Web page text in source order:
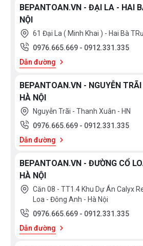
BEPANTOAN.VN - ĐẠI LA - HAI
NỘI
61 Đại La ( Minh Khai ) - Hai Bà
0976.665.669 - 0912.331.335
Dẫn đường
BEPANTOAN.VN - NGUYỄN
HÀ NỘI
Nguyễn Trãi - Thanh Xuân - HN
0976.665.669 - 0912.331.335
Dẫn đường
BEPANTOAN.VN - ĐƯỜNG CỔ
HÀ NỘI
Căn 08 - TT1.4 Khu Dự Án Calyx
Loa - Đông Anh - Hà Nội
0976.665.669 - 0912.331.335
Dẫn đường